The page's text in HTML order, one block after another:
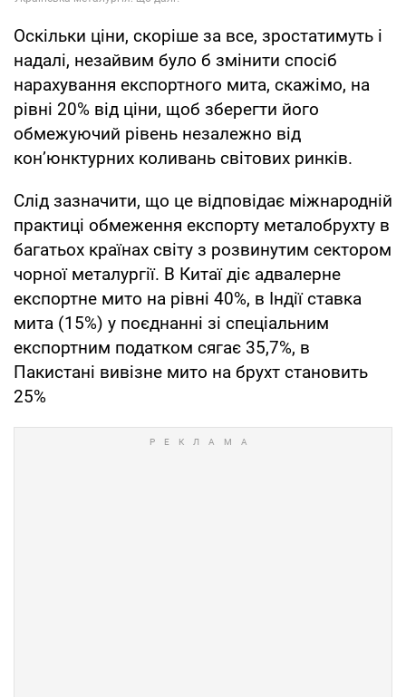
Оскільки ціни, скоріше за все, зростатимуть і
надалі, незайвим було б змінити спосіб
нарахування експортного мита, скажімо, на
рівні 20% від ціни, щоб зберегти його
обмежуючий рівень незалежно від
кон’юнктурних коливань світових ринків.
Слід зазначити, що це відповідає міжнародній
практиці обмеження експорту металобрухту в
багатьох країнах світу з розвинутим сектором
чорної металургії. В Китаї діє адвалерне
експортне мито на рівні 40%, в Індії ставка
мита (15%) у поєднанні зі спеціальним
експортним податком сягає 35,7%, в
Пакистані вивізне мито на брухт становить
25%